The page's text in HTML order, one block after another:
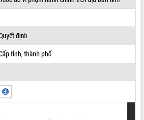
định
tỉnh, thành phố